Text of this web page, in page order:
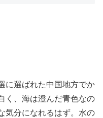
に選ばれた中国地方でか
く、海は澄んだ青色なの
気分になれるはず。水の